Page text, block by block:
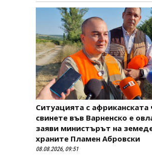
Ситуацията с африканската
свинете във Варненско е
заяви министърът на
храните Пламен Абровски
08.08.2026, 09:51